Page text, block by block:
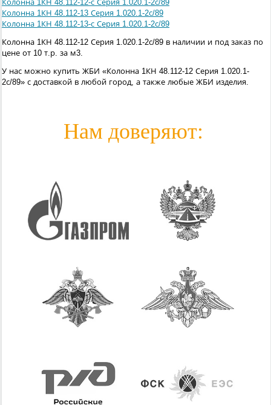
Колонна 1КН 48.112-12-с Серия 1.020.1-2с/89
Колонна 1КН 48.112-13 Серия 1.020.1-2с/89
Колонна 1КН 48.112-13-с Серия 1.020.1-2с/89
Колонна 1КН 48.112-12 Серия 1.020.1-2с/89 в наличии и под заказ по
цене от 10 т.р. за м3.
У нас можно купить ЖБИ «Колонна 1КН 48.112-12 Серия 1.020.1-
2с/89» с доставкой в любой город, а также любые ЖБИ изделия.
Нам доверяют: